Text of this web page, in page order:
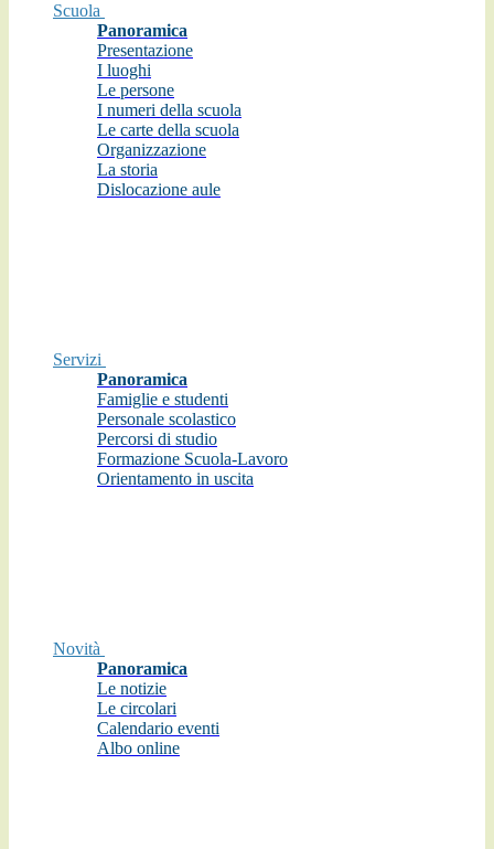
Scuola
Panoramica
Presentazione
I luoghi
Le persone
I numeri della scuola
Le carte della scuola
Organizzazione
La storia
Dislocazione aule
Servizi
Panoramica
Famiglie e studenti
Personale scolastico
Percorsi di studio
Formazione Scuola-Lavoro
Orientamento in uscita
Novità
Panoramica
Le notizie
Le circolari
Calendario eventi
Albo online